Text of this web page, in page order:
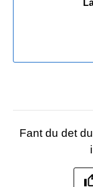
Fant du det